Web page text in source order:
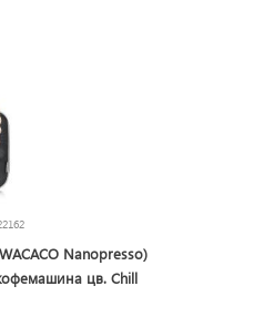
Nanopresso)
цв. Chill